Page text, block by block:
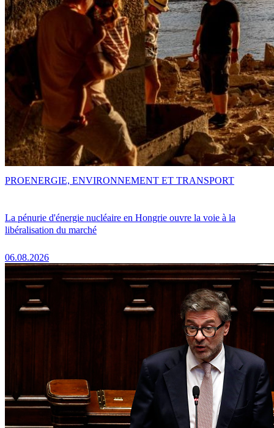
La pénurie d'énergie nucléaire en Hongrie ouvre la voie à la
libéralisation du marché
06.08.2026
PROENERGIE, ENVIRONNEMENT ET TRANSPORT